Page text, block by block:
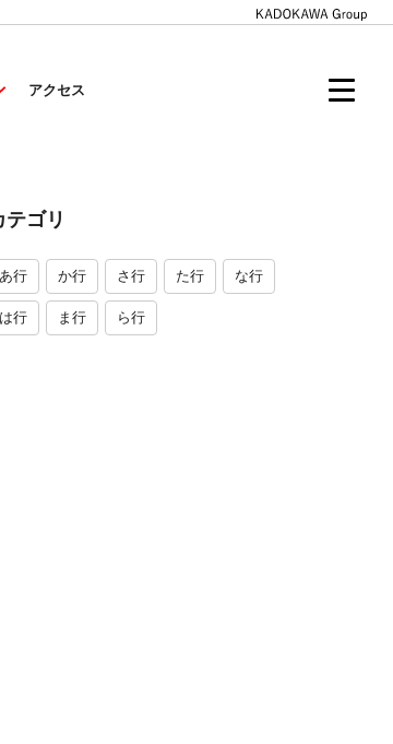
アクセス
テゴリ
あ行 か行 さ行 た行 な行
は行 ま行 ら行